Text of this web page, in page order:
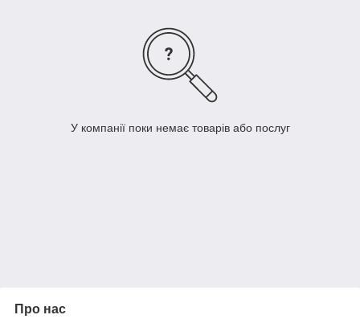
У компанії поки немає товарів або послуг
Про нас